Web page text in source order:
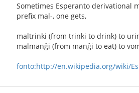
Sometimes Esperanto derivational
prefix mal-, one gets,
maltrinki (from trinki to drink) to
malmanĝi (from manĝi to eat) to
fonto:http://en.wikipedia.org/wiki/